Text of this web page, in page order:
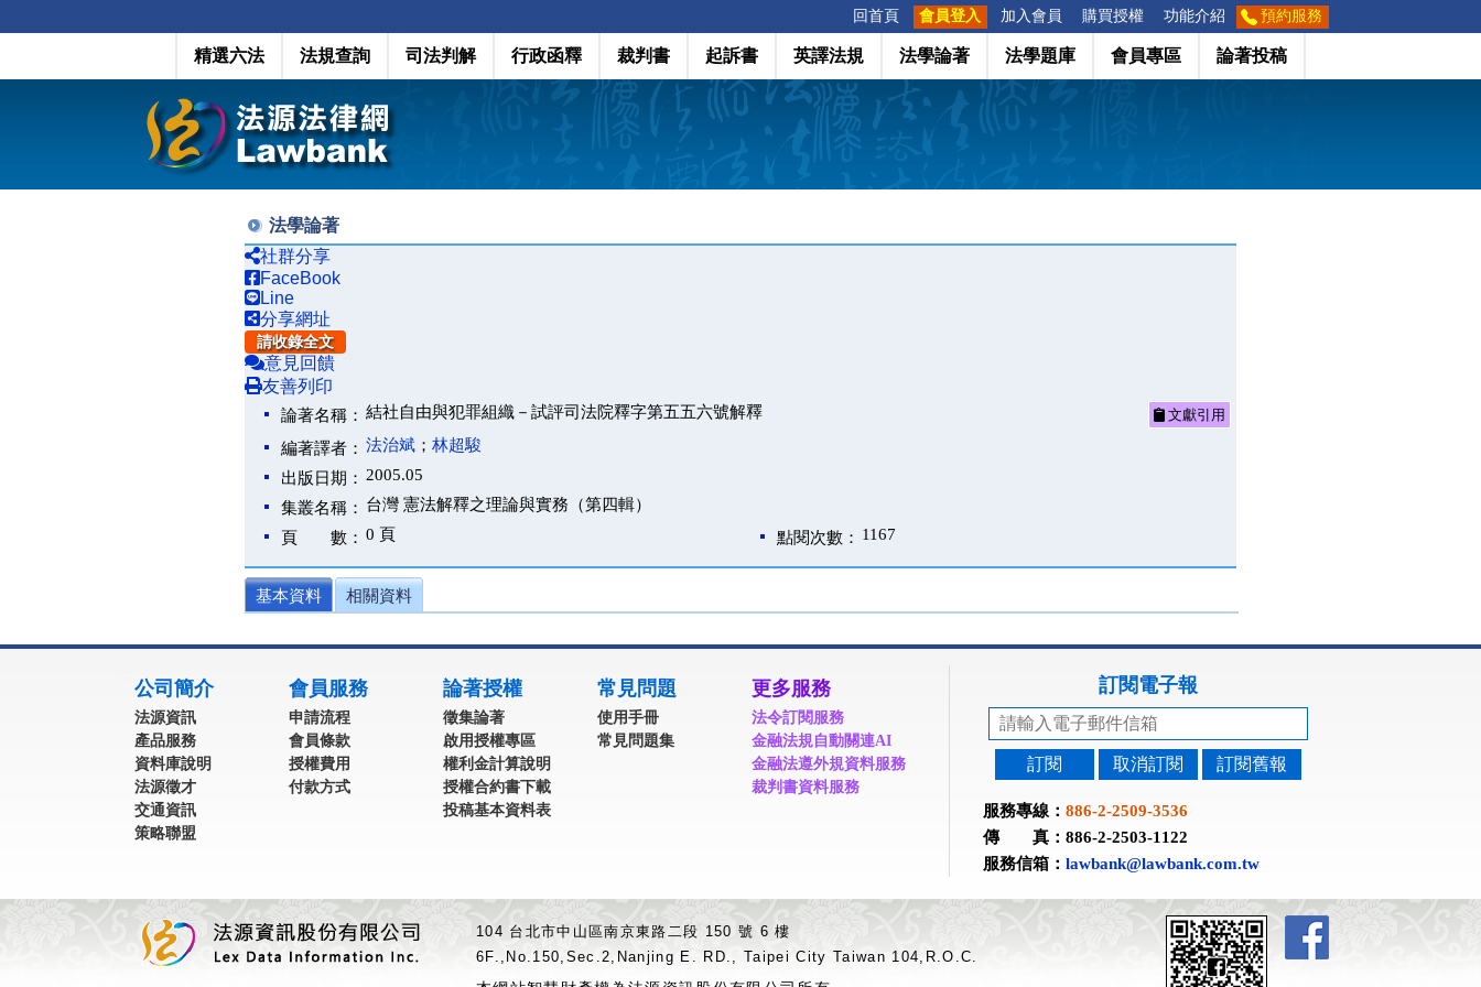
回首頁 會員登入 加入會員 購買授權 功能介紹 預約服務
精選六法 法規查詢 司法判解 行政函釋 裁判書 起訴書 英譯法規 法學論著 法學題庫 會員專區 論著投稿
法學論著
社群分享
FaceBook
Line
分享網址
請收錄全文
意見回饋
友善列印
論著名稱： 結社自由與犯罪組織－試評司法院釋字第五五六號解釋 文獻引用
編著譯者： 法治斌 ； 林超駿
出版日期： 2005.05
集叢名稱： 台灣 憲法解釋之理論與實務（第四輯）
頁 數： 0 頁 點閱次數： 1167
基本資料 相關資料
公司簡介
法源資訊
產品服務
資料庫說明
法源徵才
交通資訊
策略聯盟
會員服務
申請流程
會員條款
授權費用
付款方式
論著授權
徵集論著
啟用授權專區
權利金計算說明
授權合約書下載
投稿基本資料表
常見問題
使用手冊
常見問題集
更多服務
法令訂閱服務
金融法規自動關連AI
金融法遵外規資料服務
裁判書資料服務
訂閱電子報
訂閱 取消訂閱 訂閱舊報
服務專線： 886-2-2509-3536
傳 真：886-2-2503-1122
服務信箱： lawbank@lawbank.com.tw
104 台北市中山區南京東路二段 150 號 6 樓
6F.,No.150,Sec.2,Nanjing E. RD., Taipei City Taiwan 104,R.O.C.